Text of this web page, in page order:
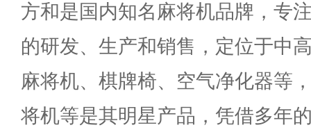
方和是国内知名麻将机品牌，专
的研发、生产和销售，定位于中
麻将机、棋牌椅、空气净化器等
将机等是其明星产品，凭借多年